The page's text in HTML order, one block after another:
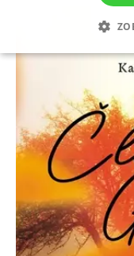
NEZBYTNÉ
FUNKČNÍ
Nezbytně nutné soubory
stránek, jako je přihlášení
bez nezbytně nutných